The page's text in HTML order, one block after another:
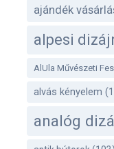
ajándék
alpesi
AlUla Művészeti
alvás kényelem
analóg